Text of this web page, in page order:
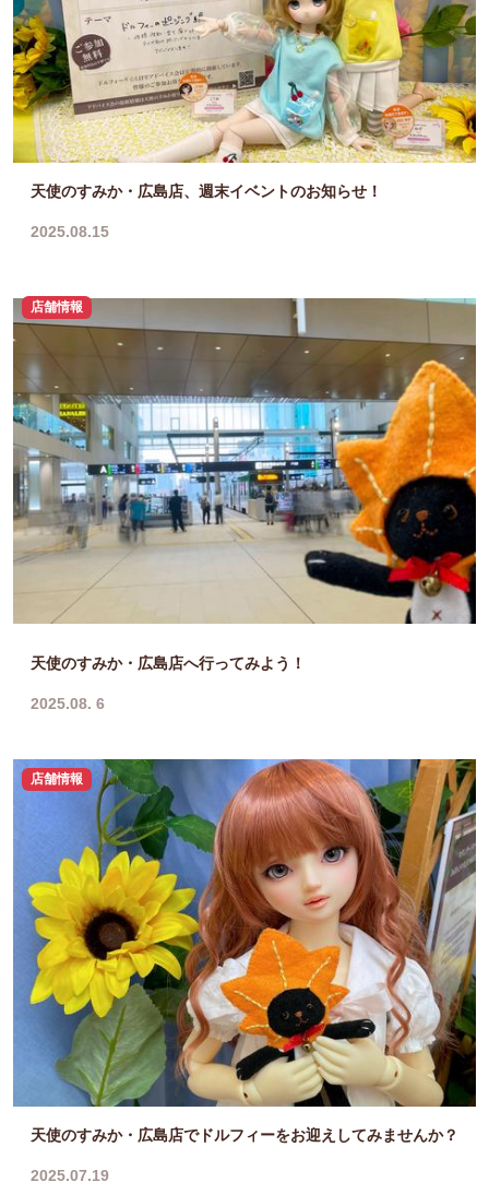
天使のすみか・広島店、週末イベントのお知らせ！
2025.08.15
店舗情報
天使のすみか・広島店へ行ってみよう！
2025.08. 6
店舗情報
天使のすみか・広島店でドルフィーをお迎えしてみませんか？
2025.07.19